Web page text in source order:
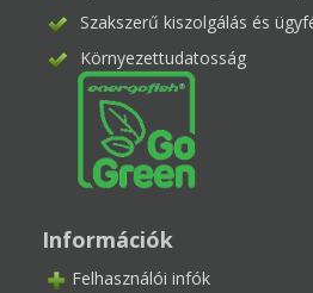
Szakszerű kiszolgálás és
Környezettudatosság
Információk
Felhasználói infók